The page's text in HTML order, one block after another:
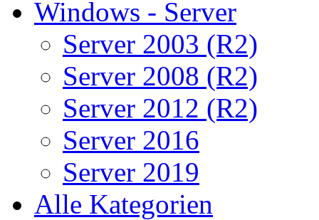
Windows - Server
Server 2003 (R2)
Server 2008 (R2)
Server 2012 (R2)
Server 2016
Server 2019
Alle Kategorien